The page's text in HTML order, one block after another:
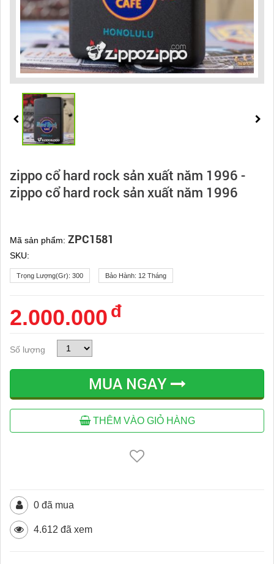
zippo cổ hard rock sản xuất năm 1996 -
zippo cổ hard rock sản xuất năm 1996
Mã sản phẩm: ZPC1581
SKU:
Trọng Lượng(gr): 300 Bảo Hành: 12 Tháng
2.000.000 đ
Số lượng
MUA NGAY
THÊM VÀO GIỎ HÀNG
0 đã mua
4.612 đã xem